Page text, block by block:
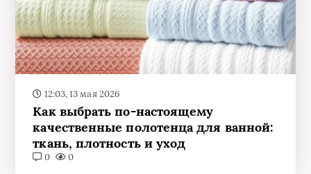
12:03, 13 мая 2026
Как выбрать по‑настоящему
качественные полотенца для ванной:
ткань, плотность и уход
0 0